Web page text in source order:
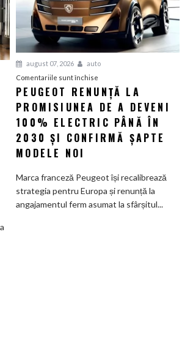
august 07, 2026
auto
Comentariile sunt închise
Peugeot
renunță
la
promisiunea
de
100%
electric
PEUGEOT RENUNȚĂ LA
PROMISIUNEA DE A DEVENI
100% ELECTRIC PÂNĂ ÎN
2030 ȘI CONFIRMĂ ȘAPTE
MODELE NOI
Marca franceză Peugeot își recalibrează
strategia pentru Europa și renunță la
angajamentul ferm asumat la sfârșitul...